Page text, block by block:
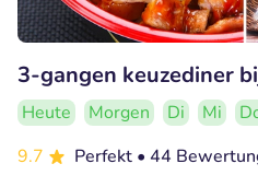
3-gangen keuzediner
Heute Morgen Di Mi
9.7
Perfekt • 44